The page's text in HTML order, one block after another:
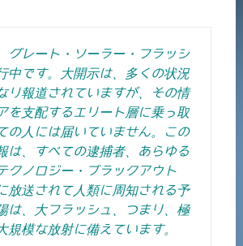
グレート・ソーラー・フラッシ
中です。大開示は、多くの状況
り報道されていますが、その情
を支配するエリート層に乗っ取
の人には届いていません。
この
は、すべての逮捕者、あらゆる
クノロジー・ブラックアウト
放送されて人類に周知される予
は、大フラッシュ、つまり、極
規模な放射に備えています。